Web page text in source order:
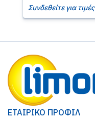
Συνδεθείτε για τιμές
ΕΤΑΙΡΙΚΟ ΠΡΟΦΙΛ